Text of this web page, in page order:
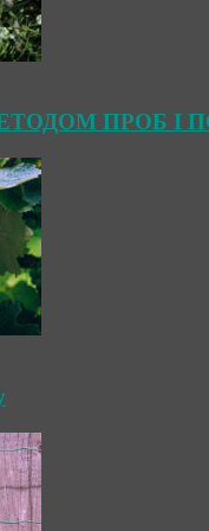
ПРОБ І